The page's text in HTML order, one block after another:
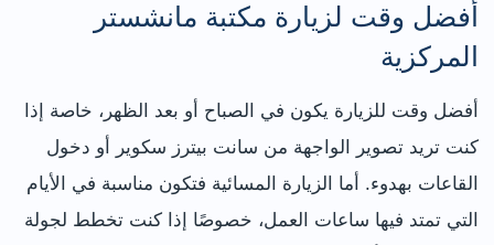
أفضل وقت لزيارة مكتبة مانشستر
المركزية
أفضل وقت للزيارة يكون في الصباح أو بعد الظهر، خاصة إذا
كنت تريد تصوير الواجهة من سانت بيترز سكوير أو دخول
القاعات بهدوء. أما الزيارة المسائية فتكون مناسبة في الأيام
التي تمتد فيها ساعات العمل، خصوصًا إذا كنت تخطط لجولة